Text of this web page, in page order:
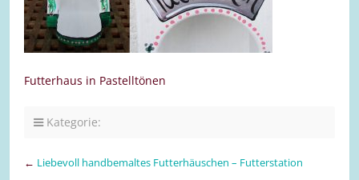
Futterhaus in Pastelltönen
Kategorie:
← Liebevoll handbemaltes Futterhäuschen – Futterstation